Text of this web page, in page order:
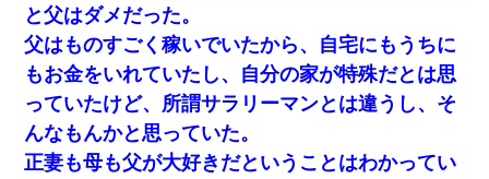
と父はダメだった。
父はものすごく稼いでいたから、自宅にもうちに
もお金をいれていたし、自分の家が特殊だとは思
っていたけど、所謂サラリーマンとは違うし、そ
んなもんかと思っていた。
正妻も母も父が大好きだということはわかってい